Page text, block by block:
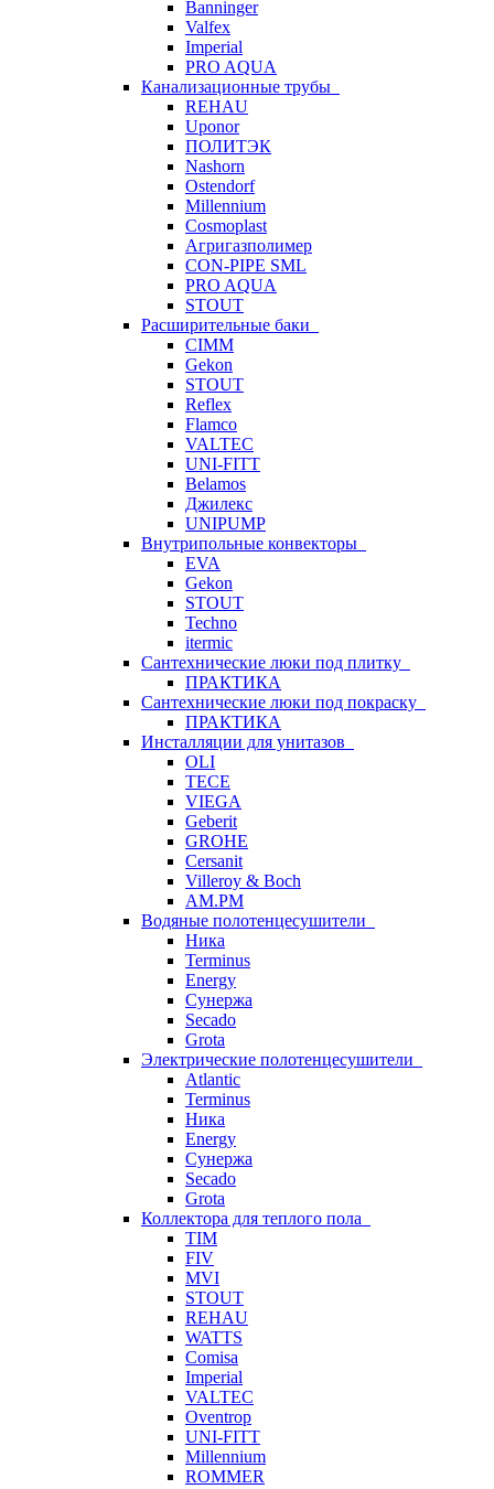
Banninger
Valfex
Imperial
PRO AQUA
Канализационные трубы
REHAU
Uponor
ПОЛИТЭК
Nashorn
Ostendorf
Millennium
Cosmoplast
Агригазполимер
CON-PIPE SML
PRO AQUA
STOUT
Расширительные баки
CIMM
Gekon
STOUT
Reflex
Flamco
VALTEC
UNI-FITT
Belamos
Джилекс
UNIPUMP
Внутрипольные конвекторы
EVA
Gekon
STOUT
Techno
itermic
Сантехнические люки под плитку
ПРАКТИКА
Сантехнические люки под покраску
ПРАКТИКА
Инсталляции для унитазов
OLI
TECE
VIEGA
Geberit
GROHE
Cersanit
Villeroy & Boch
AM.PM
Водяные полотенцесушители
Ника
Terminus
Energy
Сунержа
Secado
Grota
Электрические полотенцесушители
Atlantic
Terminus
Ника
Energy
Сунержа
Secado
Grota
Коллектора для теплого пола
TIM
FIV
MVI
STOUT
REHAU
WATTS
Comisa
Imperial
VALTEC
Oventrop
UNI-FITT
Millennium
ROMMER